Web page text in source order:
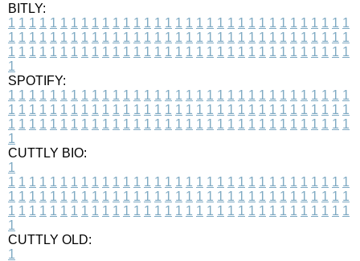
BITLY:
1 1 1 1 1 1 1 1 1 1 1 1 1 1 1 1 1 1 1 1 1 1 1 1 1 1 1 1 1 1 1 1 1
1 1 1 1 1 1 1 1 1 1 1 1 1 1 1 1 1 1 1 1 1 1 1 1 1 1 1 1 1 1 1 1 1
1 1 1 1 1 1 1 1 1 1 1 1 1 1 1 1 1 1 1 1 1 1 1 1 1 1 1 1 1 1 1 1 1
1
SPOTIFY:
1 1 1 1 1 1 1 1 1 1 1 1 1 1 1 1 1 1 1 1 1 1 1 1 1 1 1 1 1 1 1 1 1
1 1 1 1 1 1 1 1 1 1 1 1 1 1 1 1 1 1 1 1 1 1 1 1 1 1 1 1 1 1 1 1 1
1 1 1 1 1 1 1 1 1 1 1 1 1 1 1 1 1 1 1 1 1 1 1 1 1 1 1 1 1 1 1 1 1
1
CUTTLY BIO:
1
1 1 1 1 1 1 1 1 1 1 1 1 1 1 1 1 1 1 1 1 1 1 1 1 1 1 1 1 1 1 1 1 1
1 1 1 1 1 1 1 1 1 1 1 1 1 1 1 1 1 1 1 1 1 1 1 1 1 1 1 1 1 1 1 1 1
1 1 1 1 1 1 1 1 1 1 1 1 1 1 1 1 1 1 1 1 1 1 1 1 1 1 1 1 1 1 1 1 1
1
CUTTLY OLD:
1